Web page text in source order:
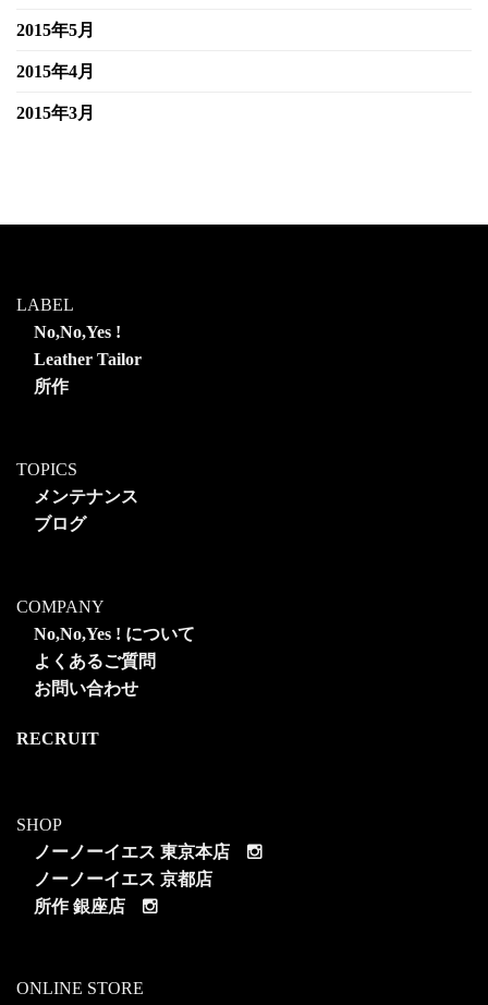
2015年5月
2015年4月
2015年3月
LABEL
No,No,Yes !
Leather Tailor
所作
TOPICS
メンテナンス
ブログ
COMPANY
No,No,Yes ! について
よくあるご質問
お問い合わせ
RECRUIT
SHOP
ノーノーイエス 東京本店
ノーノーイエス 京都店
所作 銀座店
ONLINE STORE